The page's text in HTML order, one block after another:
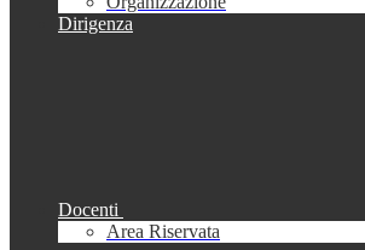
Dirigenza
Docenti
Area Riservata